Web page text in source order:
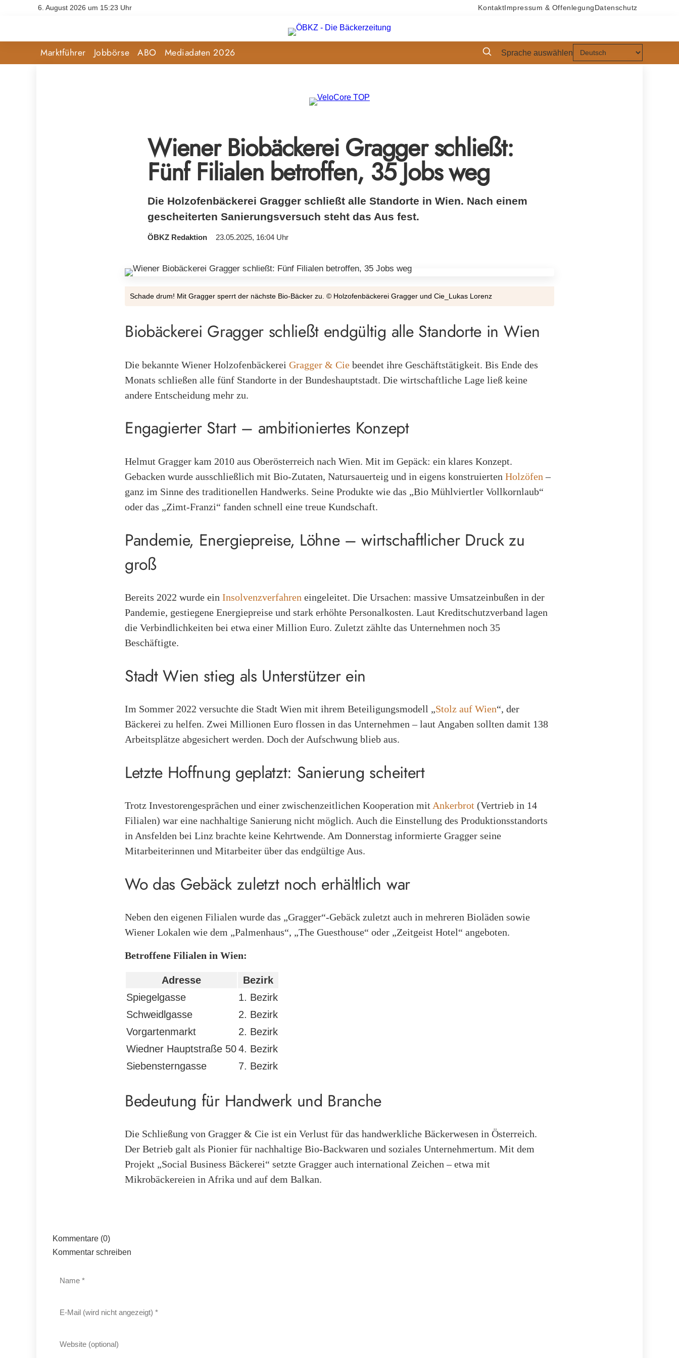
6. August 2026 um 15:23 Uhr Kontakt Impressum & Offenlegung Datenschutz
Marktführer Jobbörse ABO Mediadaten 2026 Sprache auswählen
Wiener Biobäckerei Gragger schließt:
Fünf Filialen betroffen, 35 Jobs weg
Die Holzofenbäckerei Gragger schließt alle Standorte in Wien. Nach einem
gescheiterten Sanierungsversuch steht das Aus fest.
ÖBKZ Redaktion 23.05.2025, 16:04 Uhr
Schade drum! Mit Gragger sperrt der nächste Bio-Bäcker zu. © Holzofenbäckerei Gragger und Cie_Lukas Lorenz
Biobäckerei Gragger schließt endgültig alle Standorte in Wien
Die bekannte Wiener Holzofenbäckerei Gragger & Cie beendet ihre Geschäftstätigkeit. Bis Ende des
Monats schließen alle fünf Standorte in der Bundeshauptstadt. Die wirtschaftliche Lage ließ keine
andere Entscheidung mehr zu.
Engagierter Start – ambitioniertes Konzept
Helmut Gragger kam 2010 aus Oberösterreich nach Wien. Mit im Gepäck: ein klares Konzept.
Gebacken wurde ausschließlich mit Bio-Zutaten, Natursauerteig und in eigens konstruierten Holzöfen –
ganz im Sinne des traditionellen Handwerks. Seine Produkte wie das „Bio Mühlviertler Vollkornlaub“
oder das „Zimt-Franzi“ fanden schnell eine treue Kundschaft.
Pandemie, Energiepreise, Löhne – wirtschaftlicher Druck zu
groß
Bereits 2022 wurde ein Insolvenzverfahren eingeleitet. Die Ursachen: massive Umsatzeinbußen in der
Pandemie, gestiegene Energiepreise und stark erhöhte Personalkosten. Laut Kreditschutzverband lagen
die Verbindlichkeiten bei etwa einer Million Euro. Zuletzt zählte das Unternehmen noch 35
Beschäftigte.
Stadt Wien stieg als Unterstützer ein
Im Sommer 2022 versuchte die Stadt Wien mit ihrem Beteiligungsmodell „Stolz auf Wien“, der
Bäckerei zu helfen. Zwei Millionen Euro flossen in das Unternehmen – laut Angaben sollten damit 138
Arbeitsplätze abgesichert werden. Doch der Aufschwung blieb aus.
Letzte Hoffnung geplatzt: Sanierung scheitert
Trotz Investorengesprächen und einer zwischenzeitlichen Kooperation mit Ankerbrot (Vertrieb in 14
Filialen) war eine nachhaltige Sanierung nicht möglich. Auch die Einstellung des Produktionsstandorts
in Ansfelden bei Linz brachte keine Kehrtwende. Am Donnerstag informierte Gragger seine
Mitarbeiterinnen und Mitarbeiter über das endgültige Aus.
Wo das Gebäck zuletzt noch erhältlich war
Neben den eigenen Filialen wurde das „Gragger“-Gebäck zuletzt auch in mehreren Bioläden sowie
Wiener Lokalen wie dem „Palmenhaus“, „The Guesthouse“ oder „Zeitgeist Hotel“ angeboten.
Betroffene Filialen in Wien:
Adresse
Bezirk
Spiegelgasse
1. Bezirk
Schweidlgasse
2. Bezirk
Vorgartenmarkt
2. Bezirk
Wiedner Hauptstraße 504. Bezirk
Siebensterngasse
7. Bezirk
Bedeutung für Handwerk und Branche
Die Schließung von Gragger & Cie ist ein Verlust für das handwerkliche Bäckerwesen in Österreich.
Der Betrieb galt als Pionier für nachhaltige Bio-Backwaren und soziales Unternehmertum. Mit dem
Projekt „Social Business Bäckerei“ setzte Gragger auch international Zeichen – etwa mit
Mikrobäckereien in Afrika und auf dem Balkan.
Kommentare (0)
Kommentar schreiben